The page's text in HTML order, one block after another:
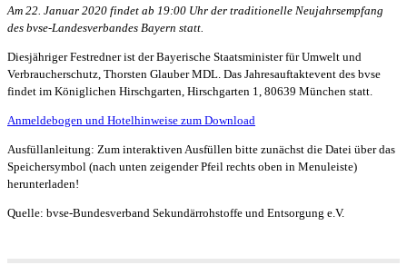
Am 22. Januar 2020 findet ab 19:00 Uhr der traditionelle Neujahrsempfang
des bvse-Landesverbandes Bayern statt.
Diesjähriger Festredner ist der Bayerische Staatsminister für Umwelt und
Verbraucherschutz, Thorsten Glauber MDL. Das Jahresauftaktevent des bvse
findet im Königlichen Hirschgarten, Hirschgarten 1, 80639 München statt.
Anmeldebogen und Hotelhinweise zum Download
Ausfüllanleitung: Zum interaktiven Ausfüllen bitte zunächst die Datei über das
Speichersymbol (nach unten zeigender Pfeil rechts oben in Menuleiste)
herunterladen!
Quelle: bvse-Bundesverband Sekundärrohstoffe und Entsorgung e.V.